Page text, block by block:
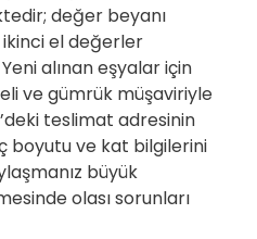
değer beyanı
el değerler
alınan eşyalar için
ve gümrük müşaviriyle
teslimat adresinin
boyutu ve kat bilgilerini
büyük
olası sorunları